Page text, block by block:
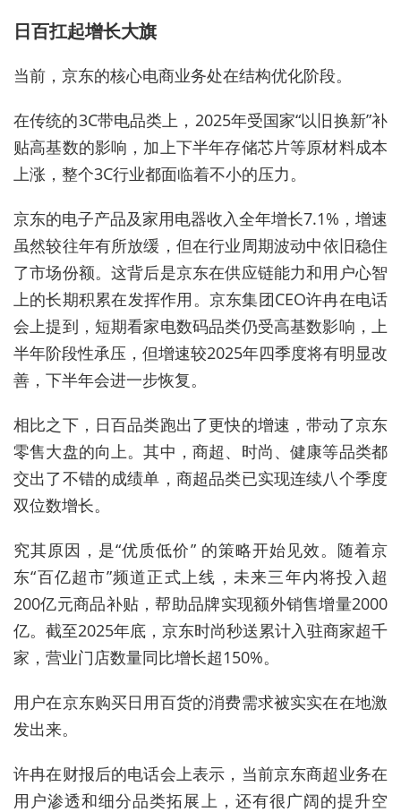
日百扛起增长大旗
当前，京东的核心电商业务处在结构优化阶段。
在传统的3C带电品类上， 2025年受国家“以旧换新”补
贴高基数的影响，加上下半年存储芯片等原材料成本
上涨，整个3C行业都面临着不小的压力。
京东的电子产品及家用电器收入全年增长7.1%，增速
虽然较往年有所放缓，但在行业周期波动中依旧稳住
了市场份额。这背后是京东在供应链能力和用户心智
上的长期积累在发挥作用。京东集团CEO许冉在电话
会上提到，短期看家电数码品类仍受高基数影响，上
半年阶段性承压，但增速较2025年四季度将有明显改
善，下半年会进一步恢复。
相比之下， 日百品类跑出了更快的增速，带动了京东
零售大盘的向上。其中，商超、时尚、健康等品类都
交出了不错的成绩单 ， 商超品类已实现连续八个季度
双位数增长。
究其原因，是“优质低价” 的策略开始见效。随着京
东“百亿超市”频道正式上线，未来三年内将投入超
200亿元商品补贴，帮助品牌实现额外销售增量2000
亿。截至2025年底，京东时尚秒送累计入驻商家超千
家，营业门店数量同比增长超150%。
用户在京东购买日用百货的消费需求被实实在在地激
发出来。
许冉在财报后的电话会上表示 ， 当前京东商超业务在
用户渗透和细分品类拓展上 ， 还有很广阔的提升空